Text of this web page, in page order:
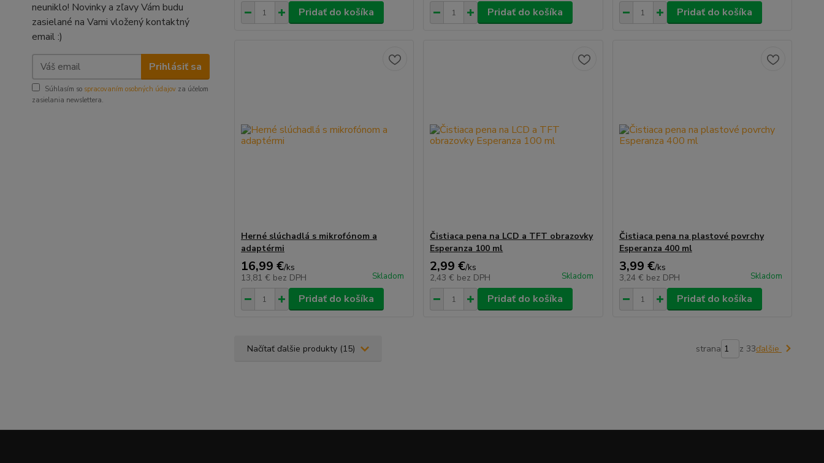
neuniklo! Novinky a zľavy Vám budu
zasielané na Vami vložený kontaktný
email :)
Prihlásiť sa
Súhlasím so spracovaním osobných údajov za účelom
zasielania newslettera.
Pridať do košíka Pridať do košíka Pridať do košíka
Herné slúchadlá s mikrofónom a
adaptérmi
16,99 €/ks
13,81 € bez DPH Skladom
Pridať do košíka
Čistiaca pena na LCD a TFT obrazovky
Esperanza 100 ml
2,99 €/ks
2,43 € bez DPH Skladom
Pridať do košíka
Čistiaca pena na plastové povrchy
Esperanza 400 ml
3,99 €/ks
3,24 € bez DPH Skladom
Pridať do košíka
Načítať ďalšie produkty (15) strana z 33ďalšie